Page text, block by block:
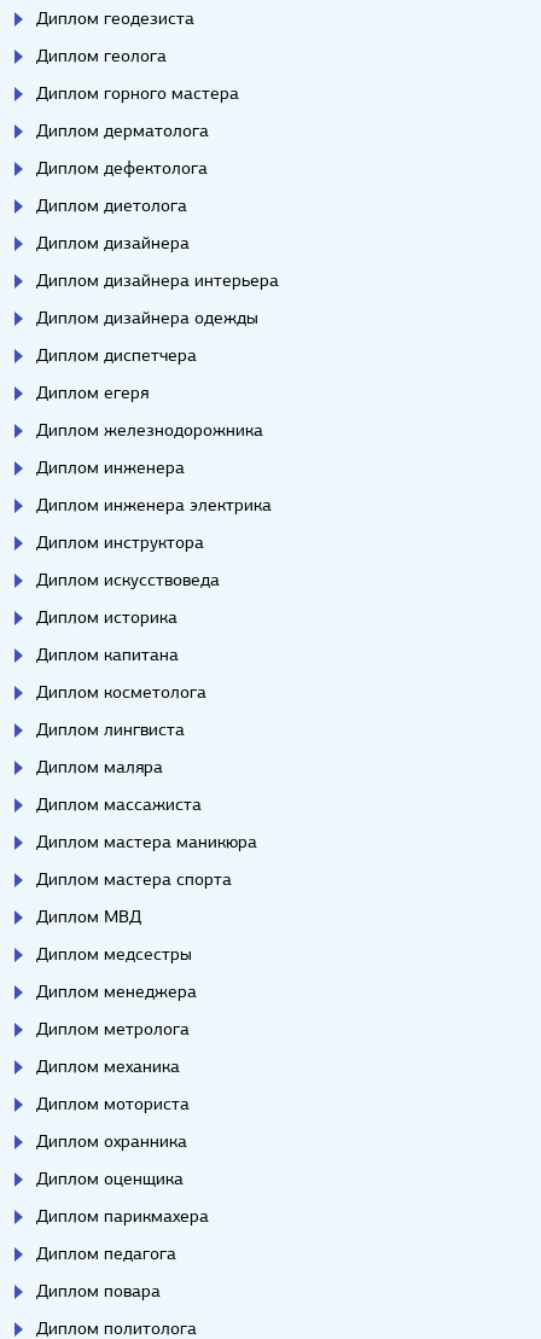
Диплом геодезиста
Диплом геолога
Диплом горного мастера
Диплом дерматолога
Диплом дефектолога
Диплом диетолога
Диплом дизайнера
Диплом дизайнера интерьера
Диплом дизайнера одежды
Диплом диспетчера
Диплом егеря
Диплом железнодорожника
Диплом инженера
Диплом инженера электрика
Диплом инструктора
Диплом искусствоведа
Диплом историка
Диплом капитана
Диплом косметолога
Диплом лингвиста
Диплом маляра
Диплом массажиста
Диплом мастера маникюра
Диплом мастера спорта
Диплом МВД
Диплом медсестры
Диплом менеджера
Диплом метролога
Диплом механика
Диплом моториста
Диплом охранника
Диплом оценщика
Диплом парикмахера
Диплом педагога
Диплом повара
Диплом политолога